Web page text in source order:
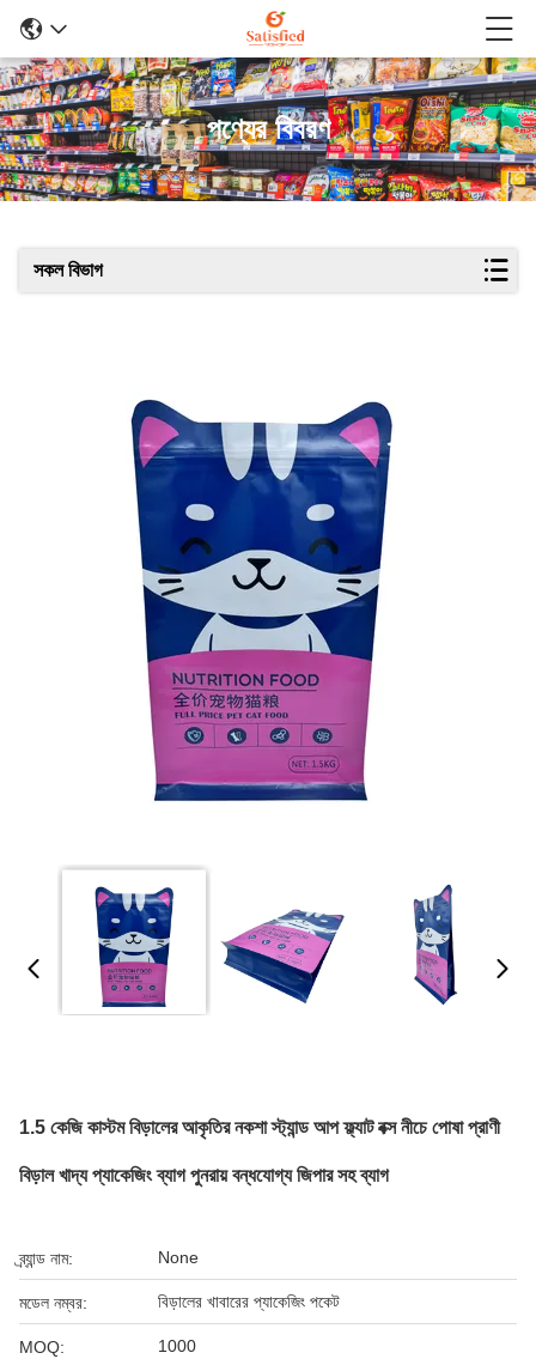
পণ্যের বিবরণ
সকল বিভাগ
1.5 কেজি কাস্টম বিড়ালের আকৃতির নকশা স্ট্যান্ড আপ ফ্ল্যাট বক্স নীচে পোষা প্রাণী
বিড়াল খাদ্য প্যাকেজিং ব্যাগ পুনরায় বন্ধযোগ্য জিপার সহ ব্যাগ
ব্র্যান্ড নাম: None
মডেল নম্বর: বিড়ালের খাবারের প্যাকেজিং পকেট
MOQ: 1000